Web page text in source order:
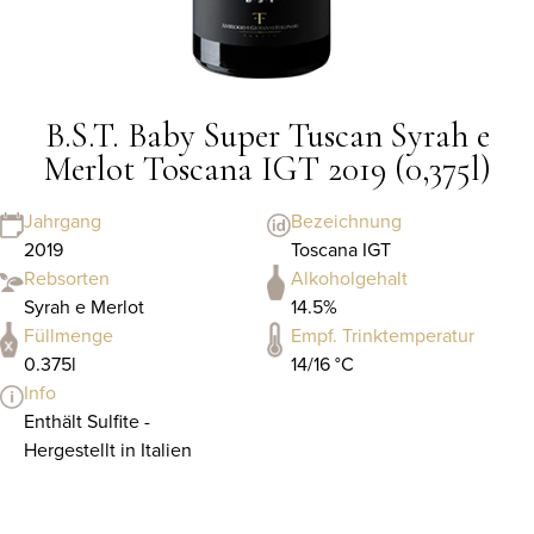
B.S.T. Baby Super Tuscan Syrah e
Merlot Toscana IGT 2019 (0,375l)
Jahrgang
2019
Bezeichnung
Toscana IGT
Rebsorten
Syrah e Merlot
Alkoholgehalt
14.5%
Füllmenge
0.375l
Empf. Trinktemperatur
14/16 °C
Info
Enthält Sulfite -
Hergestellt in Italien